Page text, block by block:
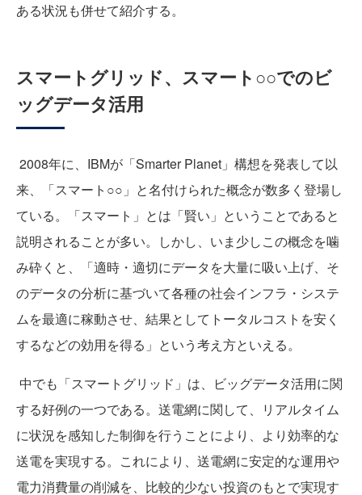
ある状況も併せて紹介する。
スマートグリッド、スマート○○でのビ
ッグデータ活用
2008年に、IBMが「Smarter Planet」構想を発表して以
来、「スマート○○」と名付けられた概念が数多く登場し
ている。「スマート」とは「賢い」ということであると
説明されることが多い。しかし、いま少しこの概念を噛
み砕くと、「適時・適切にデータを大量に吸い上げ、そ
のデータの分析に基づいて各種の社会インフラ・システ
ムを最適に稼動させ、結果としてトータルコストを安く
するなどの効用を得る」という考え方といえる。
中でも「スマートグリッド」は、ビッグデータ活用に関
する好例の一つである。送電網に関して、リアルタイム
に状況を感知した制御を行うことにより、より効率的な
送電を実現する。これにより、送電網に安定的な運用や
電力消費量の削減を、比較的少ない投資のもとで実現す